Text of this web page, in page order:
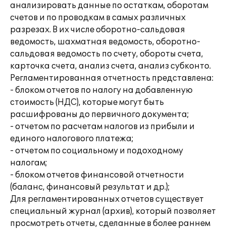
анализировать данные по остаткам, оборотам
счетов и по проводкам в самых различных
разрезах. В их числе оборотно-сальдовая
ведомость, шахматная ведомость, оборотно-
сальдовая ведомость по счету, обороты счета,
карточка счета, анализ счета, анализ субконто.
Регламентированная отчетность представлена:
- блоком отчетов по налогу на добавленную
стоимость (НДС), которые могут быть
расшифрованы до первичного документа;
- отчетом по расчетам налогов из прибыли и
единого налогового платежа;
- отчетом по социальному и подоходному
налогам;
- блоком отчетов финансовой отчетности
(баланс, финансовый результат и др.);
Для регламентированных отчетов существует
специальный журнал (архив), который позволяет
просмотреть отчеты, сделанные в более раннем